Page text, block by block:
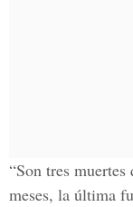
“Son tres
meses, la última